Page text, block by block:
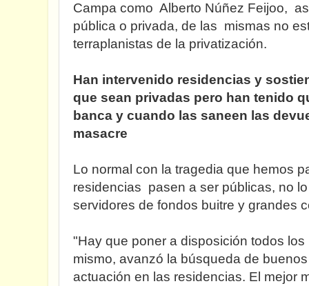
Campa como Alberto Núñez Feijoo,
pública o privada, de las mismas no
terraplanistas de la privatización.
Han intervenido residencias y
que sean privadas pero han tenido
banca y cuando las saneen las
masacre
Lo normal con la tragedia que hemos
residencias pasen a ser públicas, no
servidores de fondos buitre y grandes
"Hay que poner a disposición todos
mismo, avanzó la búsqueda de
actuación en las residencias. El mejor